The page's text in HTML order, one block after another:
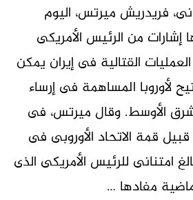
فريدريش ميرتس، اليوم
إشارات ‌من الرئيس الأمريكى
القتالية فى ​إيران يمكن
لأوروبا المساهمة ⁠فى إرساء
الأوسط. وقال ميرتس، فى
​قمة الاتحاد الأوروبى فى
امتنانى للرئيس الأمريكى الذى
مفادها …